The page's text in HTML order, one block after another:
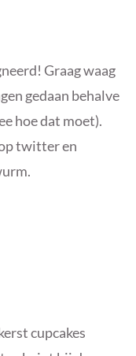
Graag waag
gedaan behalve
hoe dat moet).
twitter en
cupcakes